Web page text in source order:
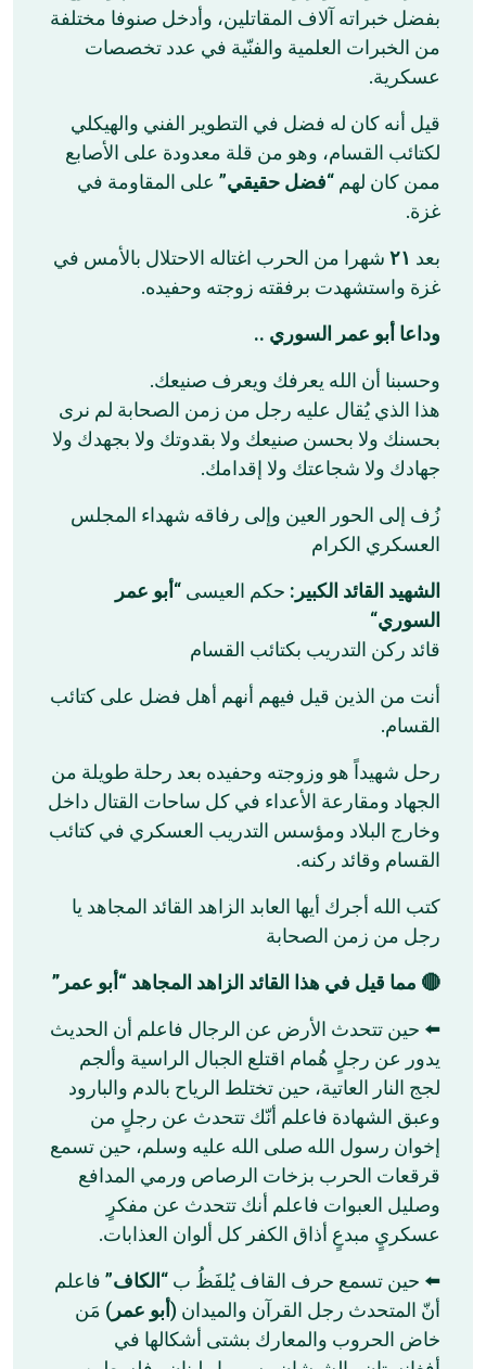
بفضل خبراته آلاف المقاتلين، وأدخل صنوفا مختلفة
من الخبرات العلمية والفنّية في عدد تخصصات
عسكرية.
‏قيل أنه كان له فضل في التطوير الفني والهيكلي
لكتائب القسام، وهو من قلة معدودة على الأصابع
ممن كان لهم “فضل حقيقي” على المقاومة في
غزة.
‏بعد
شهرا من الحرب اغتاله الاحتلال بالأمس في
غزة واستشهدت برفقته زوجته وحفيده.
‏وداعا أبو عمر السوري ..
وحسبنا أن الله يعرفك ويعرف صنيعك.
هذا الذي يُقال عليه رجل من زمن الصحابة لم نرى
بحسنك ولا بحسن صنيعك ولا بقدوتك ولا بجهدك ولا
جهادك ولا شجاعتك ولا إقدامك.
زُف إلى الحور العين وإلى رفاقه شهداء المجلس
العسكري الكرام
الشهيد القائد الكبير: حكم العيسى “أبو عمر
السوري“
قائد ركن التدريب بكتائب القسام
أنت من الذين قيل فيهم أنهم أهل فضل على كتائب
القسام.
رحل شهيداً هو وزوجته وحفيده بعد رحلة طويلة من
الجهاد ومقارعة الأعداء في كل ساحات القتال داخل
وخارج البلاد ومؤسس التدريب العسكري في كتائب
القسام وقائد ركنه.
كتب الله أجرك أيها العابد الزاهد القائد المجاهد يا
رجل من زمن الصحابة
🔴 مما قيل في هذا القائد الزاهد المجاهد “أبو عمر”
⬅️ حين تتحدث الأرض عن الرجال فاعلم أن الحديث
يدور عن رجلٍ هُمام اقتلع الجبال الراسية وألجم
لجج النار العاتية، حين تختلط الرياح بالدم والبارود
وعبق الشهادة فاعلم أنّك تتحدث عن رجلٍ من
إخوان رسول الله صلى الله عليه وسلم، حين تسمع
قرقعات الحرب بزخات الرصاص ورمي المدافع
وصليل العبوات فاعلم أنك تتحدث عن مفكرٍ
عسكريٍ مبدعٍ أذاق الكفر كل ألوان العذابات.
⬅️ حين تسمع حرف القاف يُلفَظُ ب “ الكاف” فاعلم
أنّ المتحدث رجل القرآن والميدان (أبو عمر ) مَن
خاض الحروب والمعارك بشتى أشكالها في